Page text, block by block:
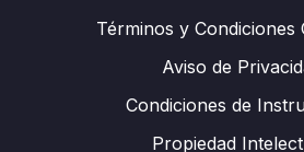
Términos y Condiciones
Aviso de
Condiciones de
Propiedad